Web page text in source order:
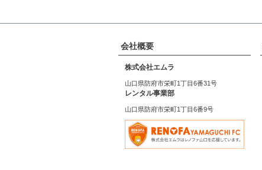
会社概要
株式会社エムラ
山口県防府市栄町1丁目6番31号
レンタル事業部
山口県防府市栄町1丁目6番9号